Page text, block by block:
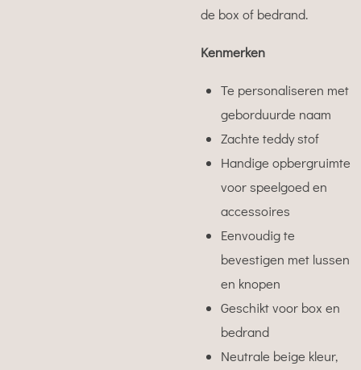
de box of bedrand.
Kenmerken
Te personaliseren met
geborduurde naam
Zachte teddy stof
Handige opbergruimte
voor speelgoed en
accessoires
Eenvoudig te
bevestigen met lussen
en knopen
Geschikt voor box en
bedrand
Neutrale beige kleur,